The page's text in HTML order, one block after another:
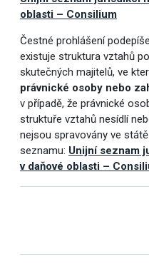
oblasti – Consilium
Čestné prohlášení
existuje struktura vztahů
skutečných majitelů, ve
právnické osoby nebo
v případě, že právnické
struktuře vztahů nesídlí
nejsou spravovány ve
seznamu: Unijní seznam
v daňové oblasti –